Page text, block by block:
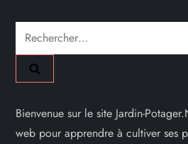
u
b
l
Rechercher :
Bienvenue sur le site Jardin-
web pour apprendre à cultiver ses